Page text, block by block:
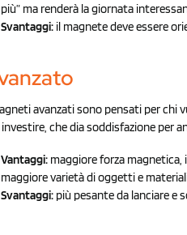
più” ma renderà la giornata
Svantaggi: il magnete deve essere
ato
avanzati sono pensati per chi
che dia soddisfazione per
Vantaggi: maggiore forza
maggiore varietà di oggetti e
Svantaggi: più pesante da lanciare e